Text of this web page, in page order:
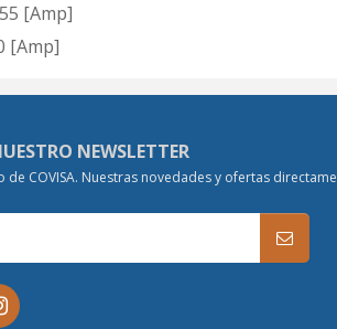
55 [Amp]
[Amp]
NEWSLETTER
COVISA. Nuestras novedades y ofertas